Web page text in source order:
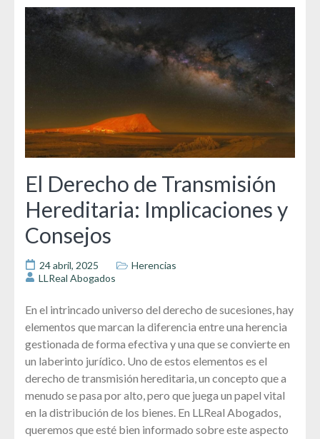
El Derecho de Transmisión
Hereditaria: Implicaciones y
Consejos
24 abril, 2025
Herencias
LLReal Abogados
En el intrincado universo del derecho de sucesiones, hay
elementos que marcan la diferencia entre una herencia
gestionada de forma efectiva y una que se convierte en
un laberinto jurídico. Uno de estos elementos es el
derecho de transmisión hereditaria, un concepto que a
menudo se pasa por alto, pero que juega un papel vital
en la distribución de los bienes. En LLReal Abogados,
queremos que esté bien informado sobre este aspecto